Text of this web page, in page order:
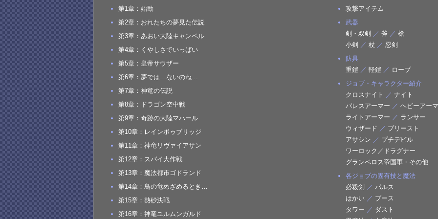
第1章：始動
第2章：おれたちの夢見た伝説
第3章：あおい大陸キャンベル
第4章：くやしさでいっぱい
第5章：皇帝サウザー
第6章：夢では…ないのね…
第7章：神竜の伝説
第8章：ドラゴン空中戦
第9章：奇跡の大陸マハール
第10章：レインボゥブリッジ
第11章：神竜リヴァイアサン
第12章：スパイ大作戦
第13章：魔法都市ゴドランド
第14章：鳥の竜めざめるとき…
第15章：熱砂決戦
第16章：神竜ユルムンガルド
攻撃アイテム
武器
剣・双剣 ／ 斧 ／ 槍
小剣 ／ 杖 ／ 忍剣
防具
重鎧 ／ 軽鎧 ／ ローブ
ジョブ・キャラクター紹介
クロスナイト ／ ナイト
パレスアーマー ／ ヘビーアー
ライトアーマー ／ ランサー
ウィザード ／ プリースト
アサシン ／ プチデビル
ワーロック／ドラグナー
グランベロス帝国軍・その他
各ジョブの固有技と魔法
必殺剣 ／ パルス
はかい ／ ブース
タワー ／ ダスト